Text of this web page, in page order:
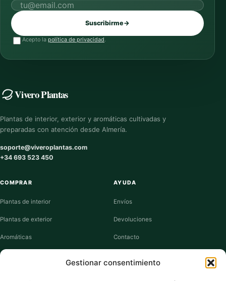
Gestionar consentimiento
Correo electrónico
Suscribirme→
Acepto la política de privacidad.
Vivero Plantas
Plantas de interior, exterior y aromáticas cultivadas y
preparadas con atención desde Almería.
soporte@viveroplantas.com
+34 693 523 450
COMPRAR
Plantas de interior
Plantas de exterior
Aromáticas
Suculentas
AYUDA
Envíos
Devoluciones
Contacto